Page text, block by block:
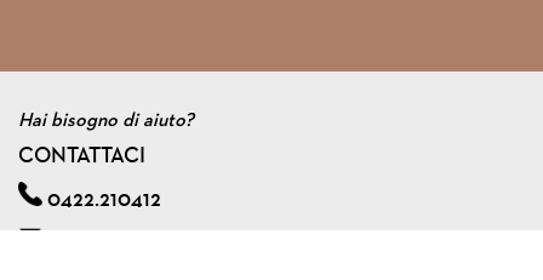
Hai bisogno di aiuto?
CONTATTACI
0422.210412